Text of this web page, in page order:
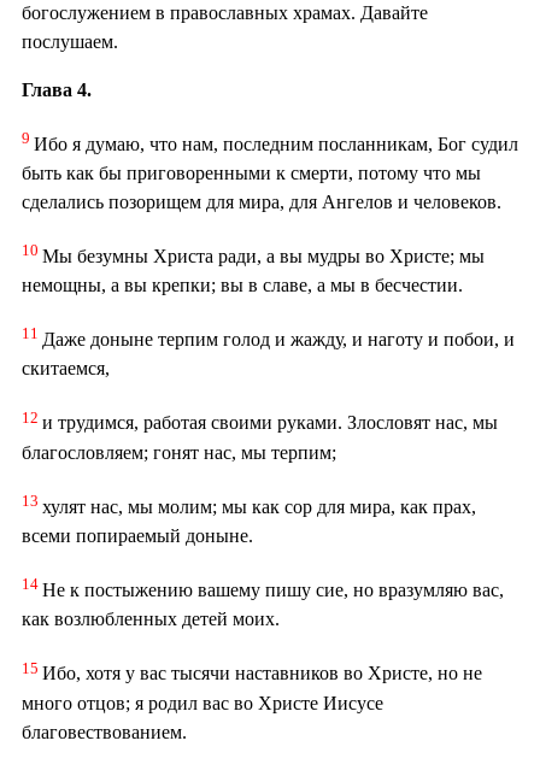
богослужением в православных храмах. Давайте
послушаем.
Глава 4.
9 Ибо я думаю, что нам, последним посланникам, Бог судил
быть как бы приговоренными к смерти, потому что мы
сделались позорищем для мира, для Ангелов и человеков.
10 Мы безумны Христа ради, а вы мудры во Христе; мы
немощны, а вы крепки; вы в славе, а мы в бесчестии.
11 Даже доныне терпим голод и жажду, и наготу и побои, и
скитаемся,
12 и трудимся, работая своими руками. Злословят нас, мы
благословляем; гонят нас, мы терпим;
13 хулят нас, мы молим; мы как сор для мира, как прах,
всеми попираемый доныне.
14 Не к постыжению вашему пишу сие, но вразумляю вас,
как возлюбленных детей моих.
15 Ибо, хотя у вас тысячи наставников во Христе, но не
много отцов; я родил вас во Христе Иисусе
благовествованием.